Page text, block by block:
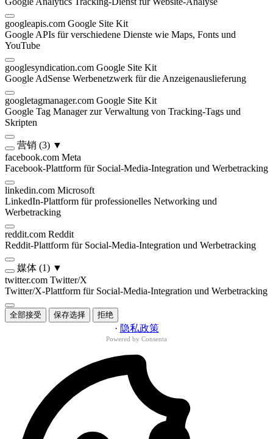
googleapis.com Google Site Kit
Google APIs für verschiedene Dienste wie Maps, Fonts und
YouTube
googlesyndication.com Google Site Kit
Google AdSense Werbenetzwerk für die Anzeigenauslieferung
googletagmanager.com Google Site Kit
Google Tag Manager zur Verwaltung von Tracking-Tags und
Skripten
营销 (3) ▼
facebook.com Meta
Facebook-Plattform für Social-Media-Integration und Werbetracking
linkedin.com Microsoft
LinkedIn-Plattform für professionelles Networking und
Werbetracking
reddit.com Reddit
Reddit-Plattform für Social-Media-Integration und Werbetracking
媒体 (1) ▼
twitter.com Twitter/X
Twitter/X-Plattform für Social-Media-Integration und Werbetracking
全部接受 保存选择 拒绝
· 隐私政策
Powered by Consenta